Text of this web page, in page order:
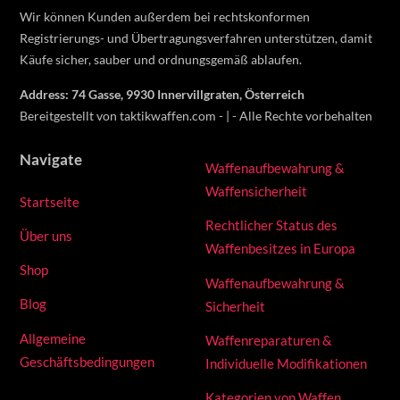
on
the
product
Wir können Kunden außerdem bei rechtskonformen
Registrierungs- und Übertragungsverfahren unterstützen, damit
Käufe sicher, sauber und ordnungsgemäß ablaufen.
Address: 74 Gasse, 9930 Innervillgraten, Österreich
Bereitgestellt von taktikwaffen.com - | - Alle Rechte vorbehalten
Navigate
Startseite
Über uns
Shop
Blog
Allgemeine
Geschäftsbedingungen
Waffenaufbewahrung &
Waffensicherheit
Rechtlicher Status des
Waffenbesitzes in Europa
Waffenaufbewahrung &
Sicherheit
Waffenreparaturen &
Individuelle Modifikationen